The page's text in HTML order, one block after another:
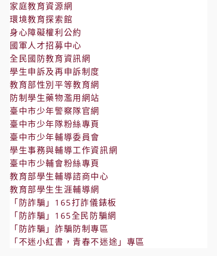
家庭教育資源網
環境教育探索館
身心障礙權利公約
國軍人才招募中心
全民國防教育資訊網
學生申訴及再申訴制度
教育部性別平等教育網
防制學生藥物濫用網站
臺中市少年警察隊官網
臺中市少年隊粉絲專頁
臺中市少年輔導委員會
學生事務與輔導工作資訊網
臺中市少輔會粉絲專頁
教育部學生輔導諮商中心
教育部學生生涯輔導網
「防詐騙」165打詐儀錶板
「防詐騙」165全民防騙網
「防詐騙」詐騙防制專區
「不迷小紅書，青春不迷途」專區